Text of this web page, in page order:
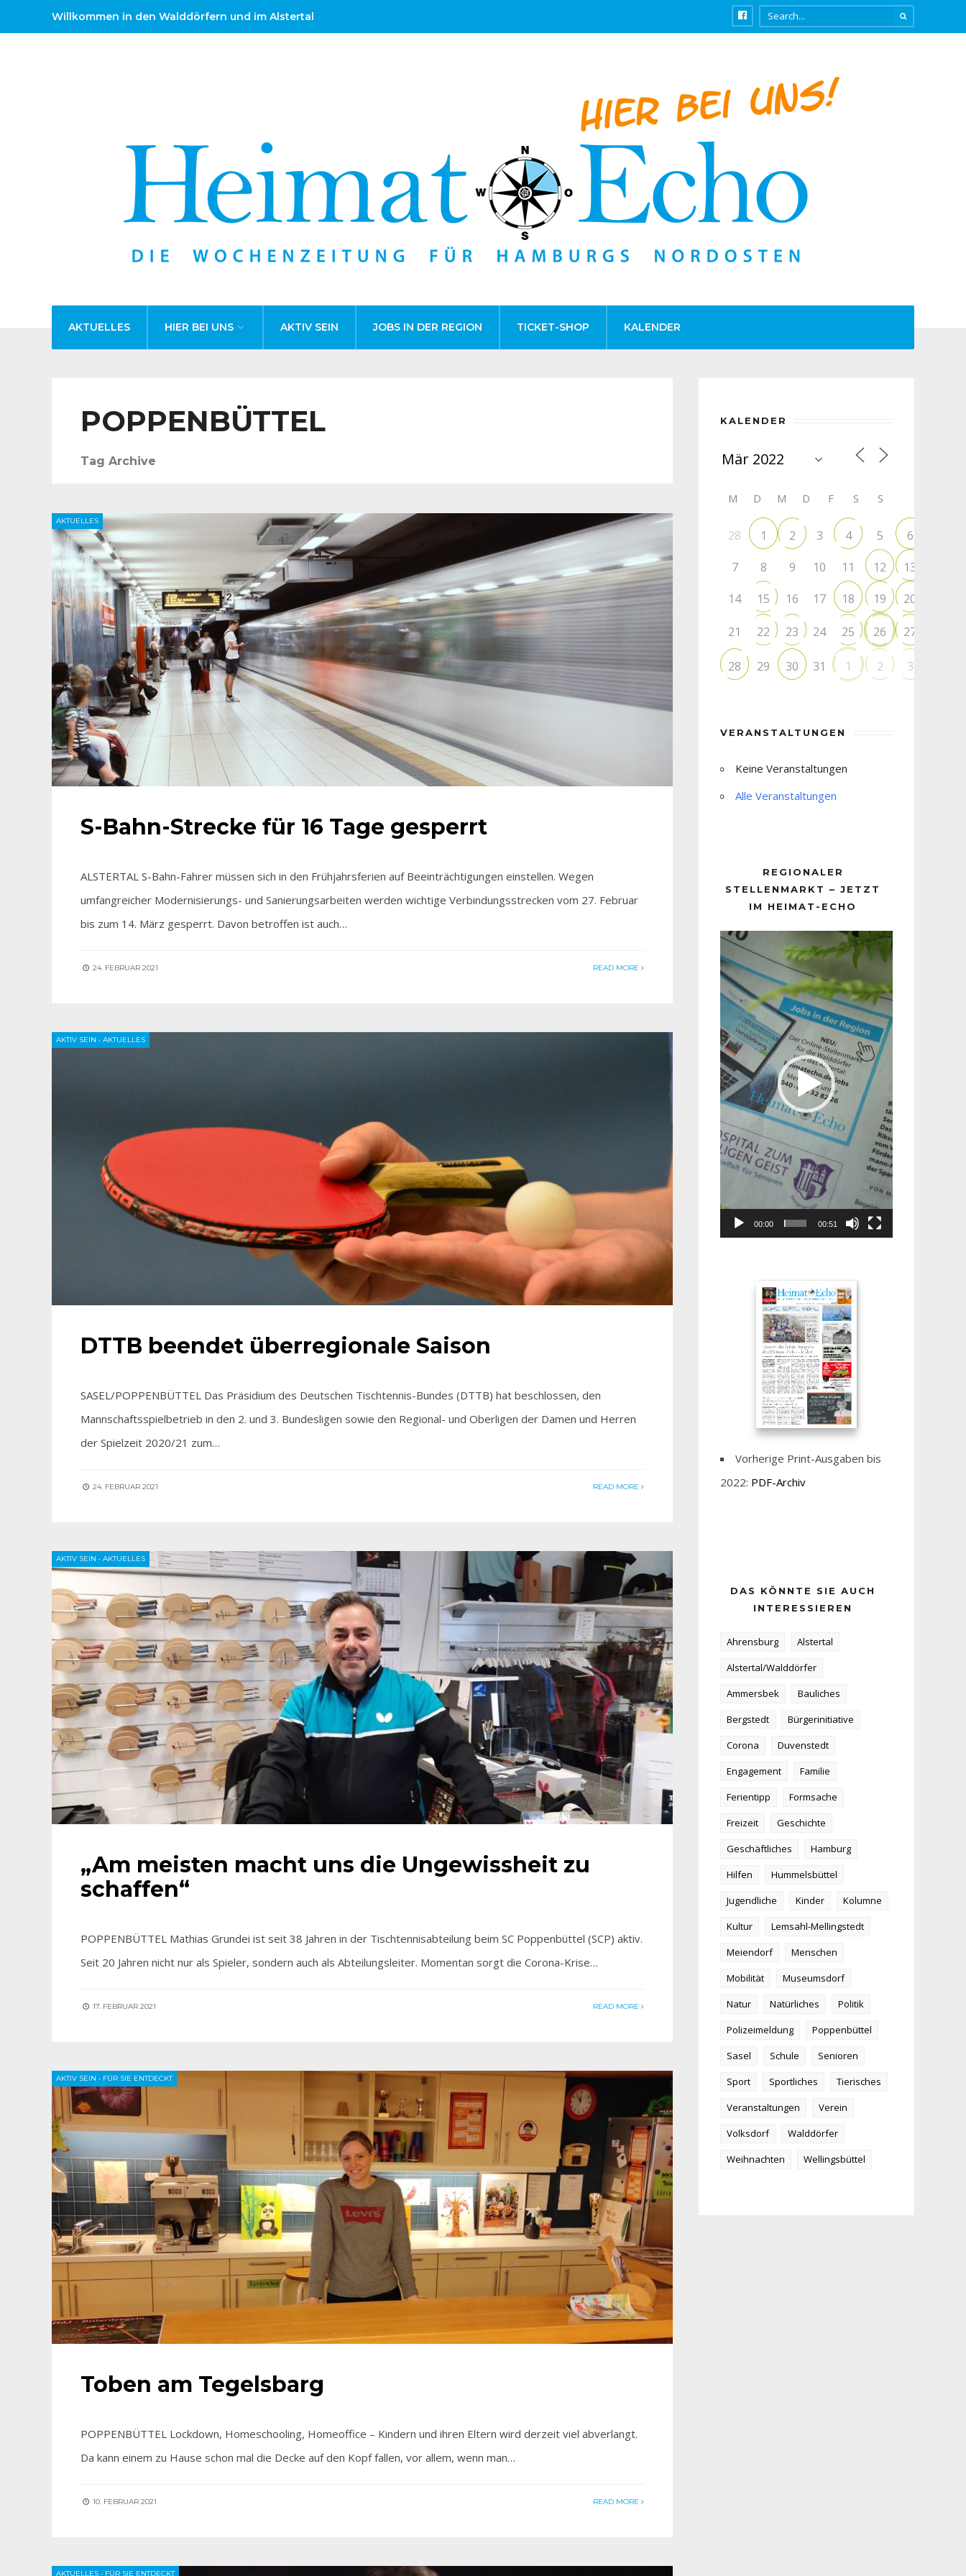
Willkommen in den Walddörfern und im Alstertal
AKTUELLES HIER BEI UNS AKTIV SEIN JOBS IN DER REGION TICKET-SHOP KALENDER
POPPENBÜTTEL
Tag Archive
AKTUELLES
S-Bahn-Strecke für 16 Tage gesperrt
ALSTERTAL S-Bahn-Fahrer müssen sich in den Frühjahrsferien auf Beeinträchtigungen einstellen. Wegen
umfangreicher Modernisierungs- und Sanierungsarbeiten werden wichtige Verbindungsstrecken vom 27. Februar
bis zum 14. März gesperrt. Davon betroffen ist auch…
24. FEBRUAR 2021 READ MORE
AKTIV SEIN • AKTUELLES
DTTB beendet überregionale Saison
SASEL/POPPENBÜTTEL Das Präsidium des Deutschen Tischtennis-Bundes (DTTB) hat beschlossen, den
Mannschaftsspielbetrieb in den 2. und 3. Bundesligen sowie den Regional- und Oberligen der Damen und Herren
der Spielzeit 2020/21 zum…
24. FEBRUAR 2021 READ MORE
AKTIV SEIN • AKTUELLES
„Am meisten macht uns die Ungewissheit zu
schaffen“
POPPENBÜTTEL Mathias Grundei ist seit 38 Jahren in der Tischtennisabteilung beim SC Poppenbüttel (SCP) aktiv.
Seit 20 Jahren nicht nur als Spieler, sondern auch als Abteilungsleiter. Momentan sorgt die Corona-Krise…
17. FEBRUAR 2021 READ MORE
AKTIV SEIN • FÜR SIE ENTDECKT
Toben am Tegelsbarg
POPPENBÜTTEL Lockdown, Homeschooling, Homeoffice – Kindern und ihren Eltern wird derzeit viel abverlangt.
Da kann einem zu Hause schon mal die Decke auf den Kopf fallen, vor allem, wenn man…
10. FEBRUAR 2021 READ MORE
AKTUELLES • FÜR SIE ENTDECKT
KALENDER
M D M D F S S
28 1 2 3 4 5
6
7
8 9 10 11 12
13
14
15 16 17 18 19 20
21 22 23 24 25 26 27
28 29 30 31 1 2 3
VERANSTALTUNGEN
Keine Veranstaltungen
Alle Veranstaltungen
REGIONALER
STELLENMARKT – JETZT
IM HEIMAT-ECHO
Player
00:00 00:51
Vorherige Print-Ausgaben bis
2022: PDF-Archiv
DAS KÖNNTE SIE AUCH
INTERESSIEREN
Ahrensburg
Alstertal
Alstertal/Walddörfer
Ammersbek
Bauliches
Bergstedt
Bürgerinitiative
Corona
Duvenstedt
Engagement
Familie
Ferientipp
Formsache
Freizeit
Geschichte
Geschäftliches
Hamburg
Hilfen
Hummelsbüttel
Jugendliche
Kinder
Kolumne
Kultur
Lemsahl-Mellingstedt
Meiendorf
Menschen
Mobilität
Museumsdorf
Natur
Natürliches
Politik
Polizeimeldung
Poppenbüttel
Sasel
Schule
Senioren
Sport
Sportliches
Tierisches
Veranstaltungen
Verein
Volksdorf
Walddörfer
Weihnachten
Wellingsbüttel